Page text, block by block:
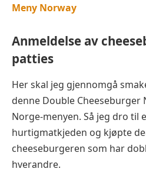
Meny Norway
Anmeldelse av
patties
Her skal jeg gjennomgå
denne Double Cheeseburger
Norge-menyen. Så jeg dro til
hurtigmatkjeden og kjøpte
cheeseburgeren som har
hverandre.